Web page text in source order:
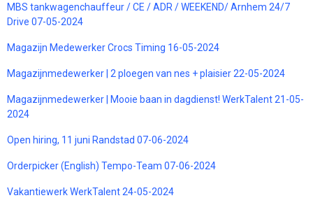
MBS tankwagenchauffeur / CE / ADR / WEEKEND/ Arnhem 24/7
Drive 07-05-2024
Magazijn Medewerker Crocs Timing 16-05-2024
Magazijnmedewerker | 2 ploegen van nes + plaisier 22-05-2024
Magazijnmedewerker | Mooie baan in dagdienst! WerkTalent 21-05-
2024
Open hiring, 11 juni Randstad 07-06-2024
Orderpicker (English) Tempo-Team 07-06-2024
Vakantiewerk WerkTalent 24-05-2024